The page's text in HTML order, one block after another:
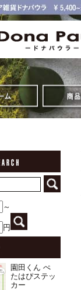
～
円
園田くん ぺ
たはぴステッ
カー